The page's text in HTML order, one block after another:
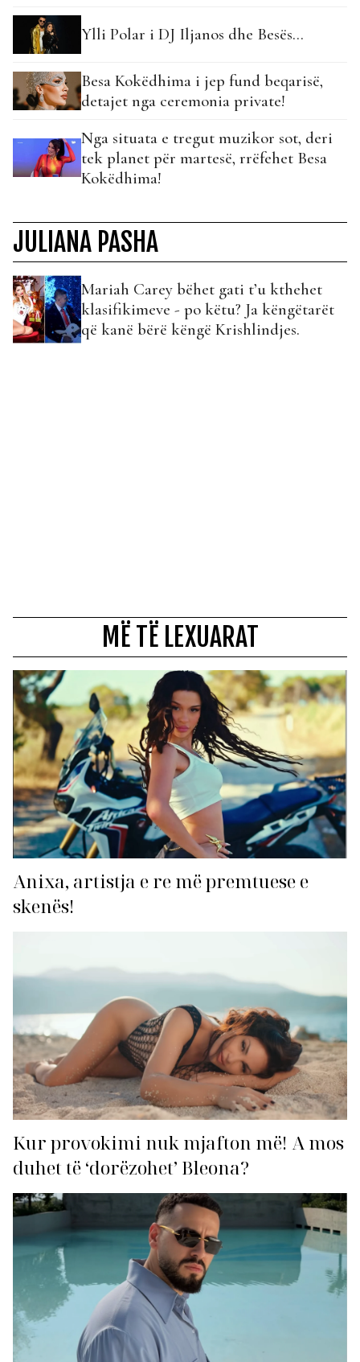
Ylli Polar i DJ Iljanos dhe Besës…
Besa Kokëdhima i jep fund beqarisë,
detajet nga ceremonia private!
Nga situata e tregut muzikor sot, deri
tek planet për martesë, rrëfehet Besa
Kokëdhima!
JULIANA PASHA
Mariah Carey bëhet gati t’u kthehet
klasifikimeve - po këtu? Ja këngëtarët
që kanë bërë këngë Krishlindjes.
MË TË LEXUARAT
Anixa, artistja e re më premtuese e
skenës!
Kur provokimi nuk mjafton më! A mos
duhet të ‘dorëzohet’ Bleona?